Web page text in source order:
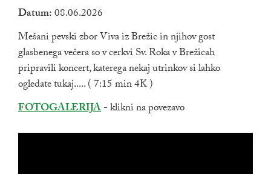
Datum:08.06.2026
Mešani pevski zbor Viva iz Brežic in njihov gost
glasbenega večera so v cerkvi Sv. Roka v Brežicah
pripravili koncert, katerega nekaj utrinkov si lahko
ogledate tukaj..... ( 7:15 min 4K )
Zunanja povezava na
FOTOGALERIJA- klikni na povezavo